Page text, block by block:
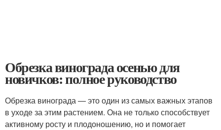
Обрезка винограда осенью для
новичков: полное руководство
Обрезка винограда — это один из самых важных этапов
в уходе за этим растением. Она не только способствует
активному росту и плодоношению, но и помогает